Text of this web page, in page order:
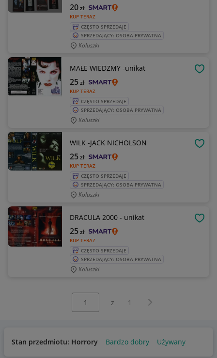
KUP TERAZ
20zł
CZĘSTO SPRZEDAJE
SPRZEDAJĄCY: OSOBA PRYWATNA
Koluszki
MAŁE WIEDZMY -unikat
KUP TERAZ
25zł
CZĘSTO SPRZEDAJE
SPRZEDAJĄCY: OSOBA PRYWATNA
Koluszki
WILK -JACK NICHOLSON
KUP TERAZ
25zł
CZĘSTO SPRZEDAJE
SPRZEDAJĄCY: OSOBA PRYWATNA
Koluszki
DRACULA 2000 - unikat
KUP TERAZ
25zł
CZĘSTO SPRZEDAJE
SPRZEDAJĄCY: OSOBA PRYWATNA
Koluszki
z 1 Następna strona
Stan przedmiotu: Horrory Bardzo dobry Używany